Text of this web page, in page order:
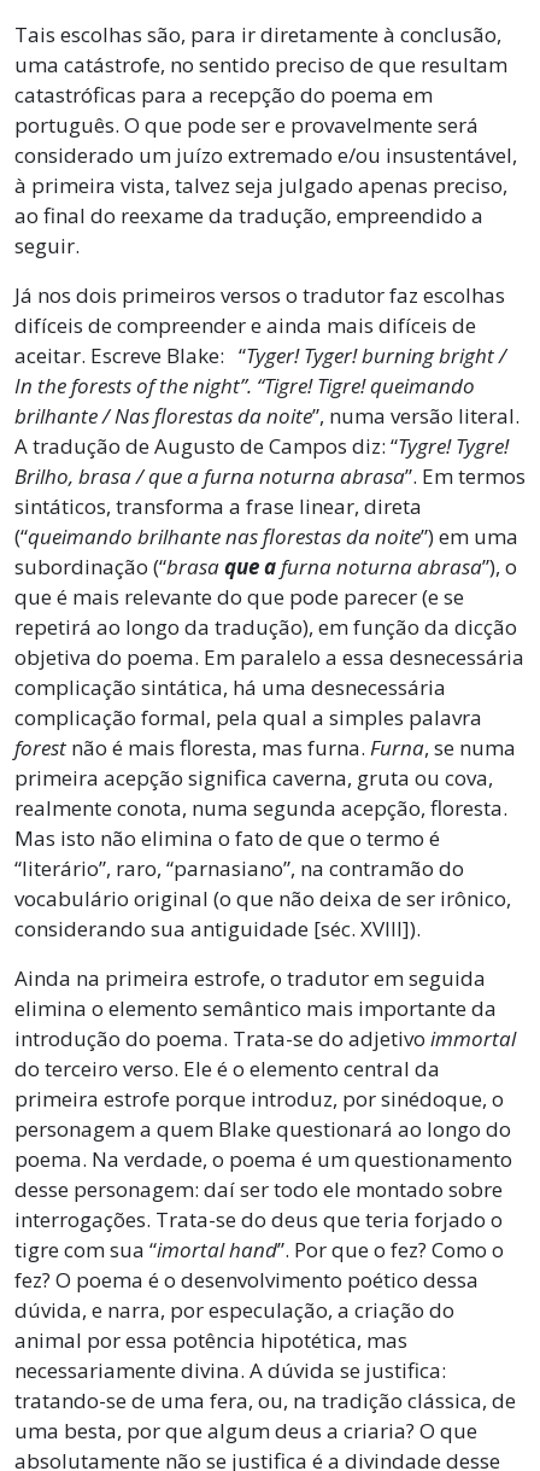
Tais escolhas são, para ir diretamente à conclusão,
uma catástrofe, no sentido preciso de que resultam
catastróficas para a recepção do poema em
português. O que pode ser e provavelmente será
considerado um juízo extremado e/ou insustentável,
à primeira vista, talvez seja julgado apenas preciso,
ao final do reexame da tradução, empreendido a
seguir.
Já nos dois primeiros versos o tradutor faz escolhas
difíceis de compreender e ainda mais difíceis de
aceitar. Escreve Blake: “Tyger! Tyger! burning bright /
In the forests of the night”. “Tigre! Tigre! queimando
brilhante / Nas florestas da noite”, numa versão literal.
A tradução de Augusto de Campos diz: “Tygre! Tygre!
Brilho, brasa / que a furna noturna abrasa”. Em termos
sintáticos, transforma a frase linear, direta
(“queimando brilhante nas florestas da noite”) em uma
subordinação (“brasaque afurna noturna abrasa”), o
que é mais relevante do que pode parecer (e se
repetirá ao longo da tradução), em função da dicção
objetiva do poema. Em paralelo a essa desnecessária
complicação sintática, há uma desnecessária
complicação formal, pela qual a simples palavra
forest não é mais floresta, mas furna. Furna, se numa
primeira acepção significa caverna, gruta ou cova,
realmente conota, numa segunda acepção, floresta.
Mas isto não elimina o fato de que o termo é
“literário”, raro, “parnasiano”, na contramão do
vocabulário original (o que não deixa de ser irônico,
considerando sua antiguidade [séc. XVIII]).
Ainda na primeira estrofe, o tradutor em seguida
elimina o elemento semântico mais importante da
introdução do poema. Trata-se do adjetivo immortal
do terceiro verso. Ele é o elemento central da
primeira estrofe porque introduz, por sinédoque, o
personagem a quem Blake questionará ao longo do
poema. Na verdade, o poema é um questionamento
desse personagem: daí ser todo ele montado sobre
interrogações. Trata-se do deus que teria forjado o
tigre com sua “imortal hand”. Por que o fez? Como o
fez? O poema é o desenvolvimento poético dessa
dúvida, e narra, por especulação, a criação do
animal por essa potência hipotética, mas
necessariamente divina. A dúvida se justifica:
tratando-se de uma fera, ou, na tradição clássica, de
uma besta, por que algum deus a criaria? O que
absolutamente não se justifica é a divindade desse